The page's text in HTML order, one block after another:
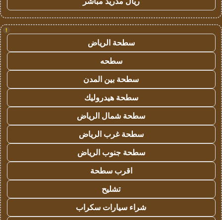
!
سطحة الرياض
سطحه
سطحة بين المدن
سطحة هيدروليك
سطحة شمال الرياض
سطحة غرب الرياض
سطحة جنوب الرياض
اقرب سطحة
تشليح
شراء سيارات سكراب